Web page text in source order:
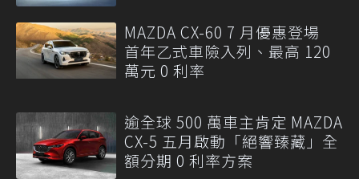
MAZDA CX-60 7 月優惠登場
首年乙式車險入列、最高 120
萬元 0 利率
逾全球 500 萬車主肯定 MAZDA
CX-5 五月啟動「絕響臻藏」全
額分期 0 利率方案